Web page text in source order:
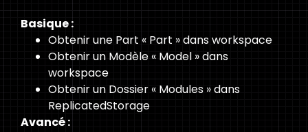
Basique :
Obtenir une Part « Part » dans workspace
Obtenir un Modèle « Model » dans
workspace
Obtenir un Dossier « Modules » dans
ReplicatedStorage
Avancé :